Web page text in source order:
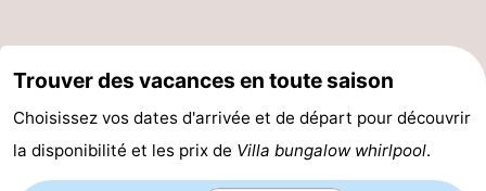
Trouver des vacances en toute saison
Choisissez vos dates d'arrivée et de départ pour découvrir
la disponibilité et les prix de Villa bungalow whirlpool.